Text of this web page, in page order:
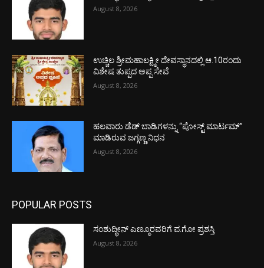
August 8, 2026
ಉಚ್ಚಿಲ ಶ್ರೀಮಹಾಲಕ್ಷ್ಮೀ ದೇವಸ್ಥಾನದಲ್ಲಿ ಆ.10ರಂದು
ವಿಶೇಷ ತುಪ್ಪದ ಅಪ್ಪ ಸೇವೆ
August 8, 2026
ಹಲವಾರು ಡೆಡ್ ಬಾಡಿಗಳನ್ನು “ಪೋಸ್ಟ್ ಮಾರ್ಟಮ್”
ಮಾಡಿರುವ ಜಗ್ಗಣ್ಣ ನಿಧನ
August 8, 2026
POPULAR POSTS
ಸಂಶುದ್ಧೀನ್ ಎಣ್ಮೂರವರಿಗೆ ಪ.ಗೋ ಪ್ರಶಸ್ತಿ
August 8, 2026